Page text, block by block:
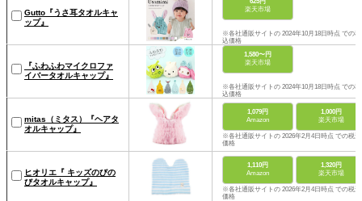
Gutto『うさ耳タオルキャ
ップ』
625円
楽天市場
※各社通販サイトの 2024年10月18日時点 での税
込価格
『ふわふわマイクロファ
イバータオルキャップ』
1,580〜円
楽天市場
※各社通販サイトの 2024年10月18日時点 での税
込価格
mitas（ミタス）『ヘアタ
オルキャップ』
1,079円
Amazon
1,000円
楽天市場
※各社通販サイトの 2026年2月4日時点 での税込
価格
ヒオリエ『 キッズのびの
びタオルキャップ』
1,110円
Amazon
1,320円
楽天市場
※各社通販サイトの 2026年2月4日時点 での税込
価格